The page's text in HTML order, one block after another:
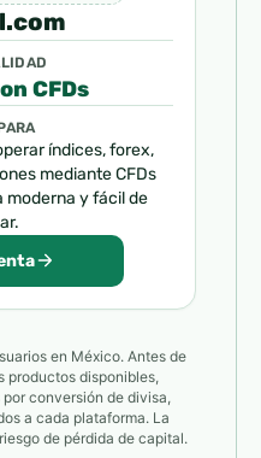
CFDs
índices, forex,
mediante CFDs
moderna y fácil de
en México. Antes de
productos disponibles,
conversión de divisa,
a cada plataforma. La
de pérdida de capital.